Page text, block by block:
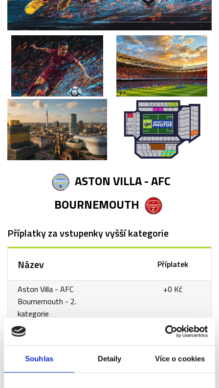
Souhlas Detaily Více o cookies
ASTON VILLA - AFC
BOURNEMOUTH
Příplatky za vstupenky vyšší kategorie
Název Příplatek
Aston Villa - AFC
Bournemouth - 2.
kategorie
+0 Kč
Aston Villa - AFC
kategorie
+370 Kč
Aston Villa - AFC